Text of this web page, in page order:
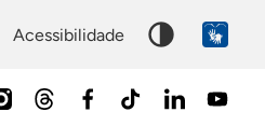
acessibilidade